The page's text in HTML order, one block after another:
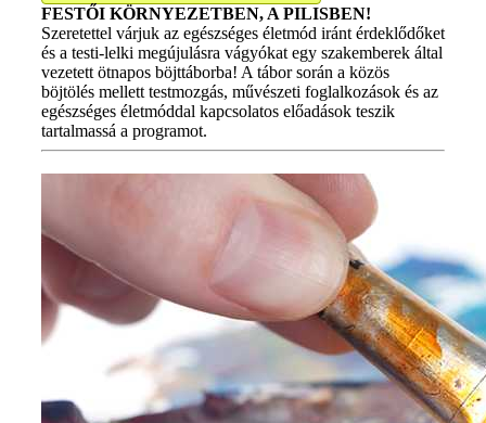
FESTŐI KÖRNYEZETBEN, A PILISBEN!
Szeretettel várjuk az egészséges életmód iránt érdeklődőket
és a testi-lelki megújulásra vágyókat egy szakemberek által
vezetett ötnapos böjttáborba! A tábor során a közös
böjtölés mellett testmozgás, művészeti foglalkozások és az
egészséges életmóddal kapcsolatos előadások teszik
tartalmassá a programot.